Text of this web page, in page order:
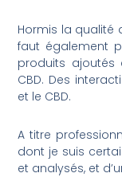
Hormis la qualité
faut également
produits ajoutés
CBD. Des
et le CBD.
A titre
dont je suis
et analysés, et